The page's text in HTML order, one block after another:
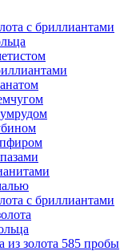
с бриллиантами
с бриллиантами
из золота 585 пробы